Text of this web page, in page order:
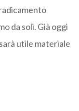
da soli. Già oggi
utile materiale